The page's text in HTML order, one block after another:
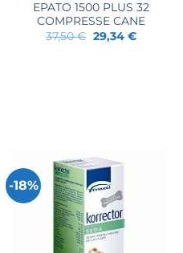
EPATO 1500 PLUS 32
COMPRESSE CANE
37,50€ Il
prezzo
29,34 €Il
-18%